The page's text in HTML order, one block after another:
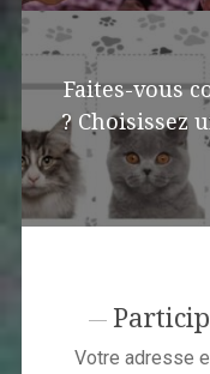
Faites-vous
? Choisissez
Votre adresse